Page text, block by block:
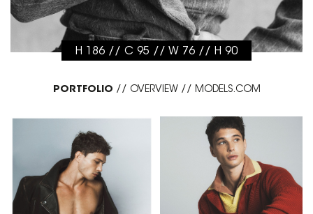
H 186 // C 95 // W 76 // H 90
PORTFOLIO // OVERVIEW// MODELS.COM